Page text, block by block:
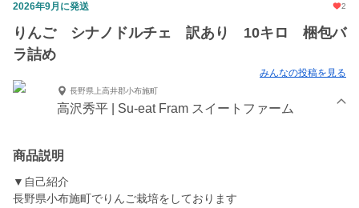
2026年9月に発送 2
りんご シナノドルチェ 訳あり 10キロ 梱包バ
ラ詰め
みんなの投稿を見る
長野県上高井郡小布施町
高沢秀平 | Su-eat Fram スイートファーム
商品説明
▼自己紹介
長野県小布施町でりんご栽培をしております